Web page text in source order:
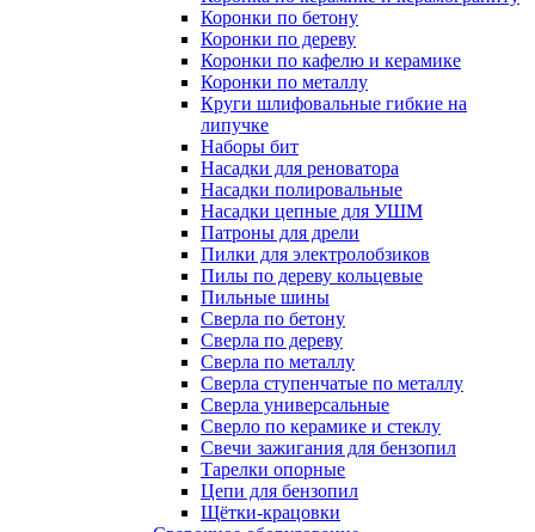
Коронки по бетону
Коронки по дереву
Коронки по кафелю и керамике
Коронки по металлу
Круги шлифовальные гибкие на
липучке
Наборы бит
Насадки для реноватора
Насадки полировальные
Насадки цепные для УШМ
Патроны для дрели
Пилки для электролобзиков
Пилы по дереву кольцевые
Пильные шины
Сверла по бетону
Сверла по дереву
Сверла по металлу
Сверла ступенчатые по металлу
Сверла универсальные
Сверло по керамике и стеклу
Свечи зажигания для бензопил
Тарелки опорные
Цепи для бензопил
Щётки-крацовки